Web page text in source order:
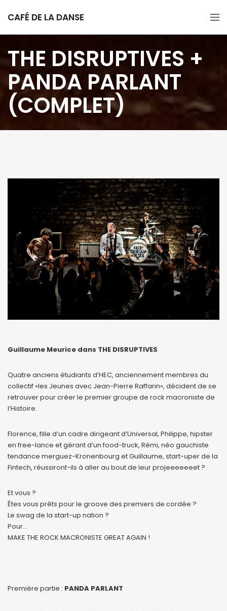
CAFÉ DE LA DANSE
THE DISRUPTIVES +
PANDA PARLANT
(COMPLET)
Guillaume Meurice dans THE DISRUPTIVES
Quatre anciens étudiants d’HEC, anciennement membres du
collectif «les Jeunes avec Jean-Pierre Raffarin», décident de se
retrouver pour créer le premier groupe de rock macroniste de
l’Histoire.
Florence, fille d’un cadre dirigeant d’Universal, Philippe, hipster
en free-lance et gérant d’un food-truck, Rémi, néo gauchiste
tendance merguez-Kronenbourg et Guillaume, start-uper de la
Fintech, réussiront-ils à aller au bout de leur projeeeeeeet ?
Et vous ?
Êtes vous prêts pour le groove des premiers de cordée ?
Le swag de la start-up nation ?
Pour…
MAKE THE ROCK MACRONISTE GREAT AGAIN !
Première partie : PANDA PARLANT